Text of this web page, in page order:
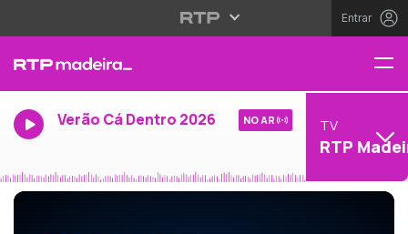
Entrar
Verão Cá Dentro 2026 NO AR TV
RTP